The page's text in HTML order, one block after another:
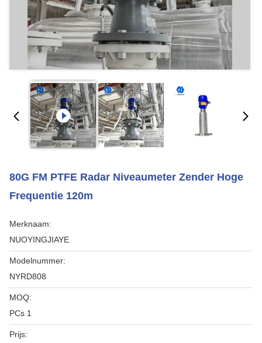
80G FM PTFE Radar Niveaumeter Zender Hoge
Frequentie 120m
Merknaam:
NUOYINGJIAYE
Modelnummer:
NYRD808
MOQ:
PCs 1
Prijs: